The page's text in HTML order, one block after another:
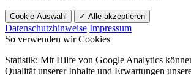
Cookie Auswahl ✓ Alle akzeptieren
Datenschutzhinweise Impressum
So verwenden wir Cookies
Statistik: Mit Hilfe von Google Analytics
Qualität unserer Inhalte und Erwartungen